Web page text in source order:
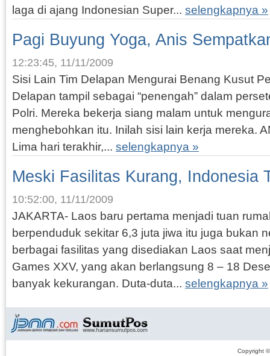
laga di ajang Indonesian Super... selengkapnya »
Pagi Buyung Yoga, Anis
12:23:45, 11/11/2009
Sisi Lain Tim Delapan Mengurai Benang Kusut
Delapan tampil sebagai “penengah” dalam
Polri. Mereka bekerja siang malam untuk
menghebohkan itu. Inilah sisi lain kerja mereka.
Lima hari terakhir,... selengkapnya »
Meski Fasilitas Kurang, Indonesia
10:52:00, 11/11/2009
JAKARTA- Laos baru pertama menjadi tuan
berpenduduk sekitar 6,3 juta jiwa itu juga bukan
berbagai fasilitas yang disediakan Laos saat
Games XXV, yang akan berlangsung 8 – 18
banyak kekurangan. Duta-duta... selengkapnya »
Copyright